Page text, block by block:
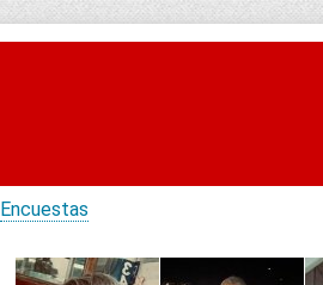
Encuestas